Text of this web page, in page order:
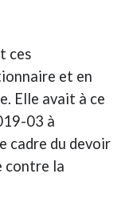
ces
et en
Elle avait à ce
03 à
cadre du devoir
contre la